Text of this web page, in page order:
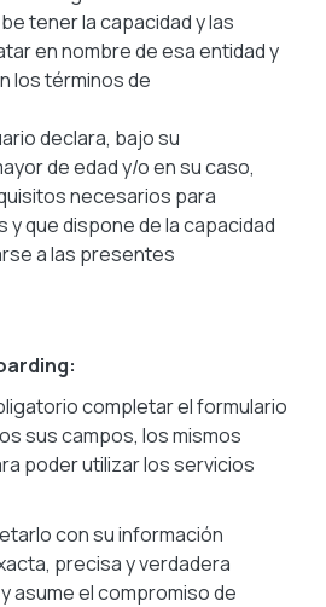
tener la capacidad y las
en nombre de esa entidad y
los términos de
declara, bajo su
de edad y/o en su caso,
necesarios para
y que dispone de la capacidad
a las presentes
completar el formulario
sus campos, los mismos
poder utilizar los servicios
con su información
precisa y verdadera
asume el compromiso de